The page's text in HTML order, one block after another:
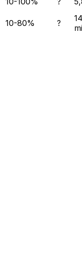
10-80%
?